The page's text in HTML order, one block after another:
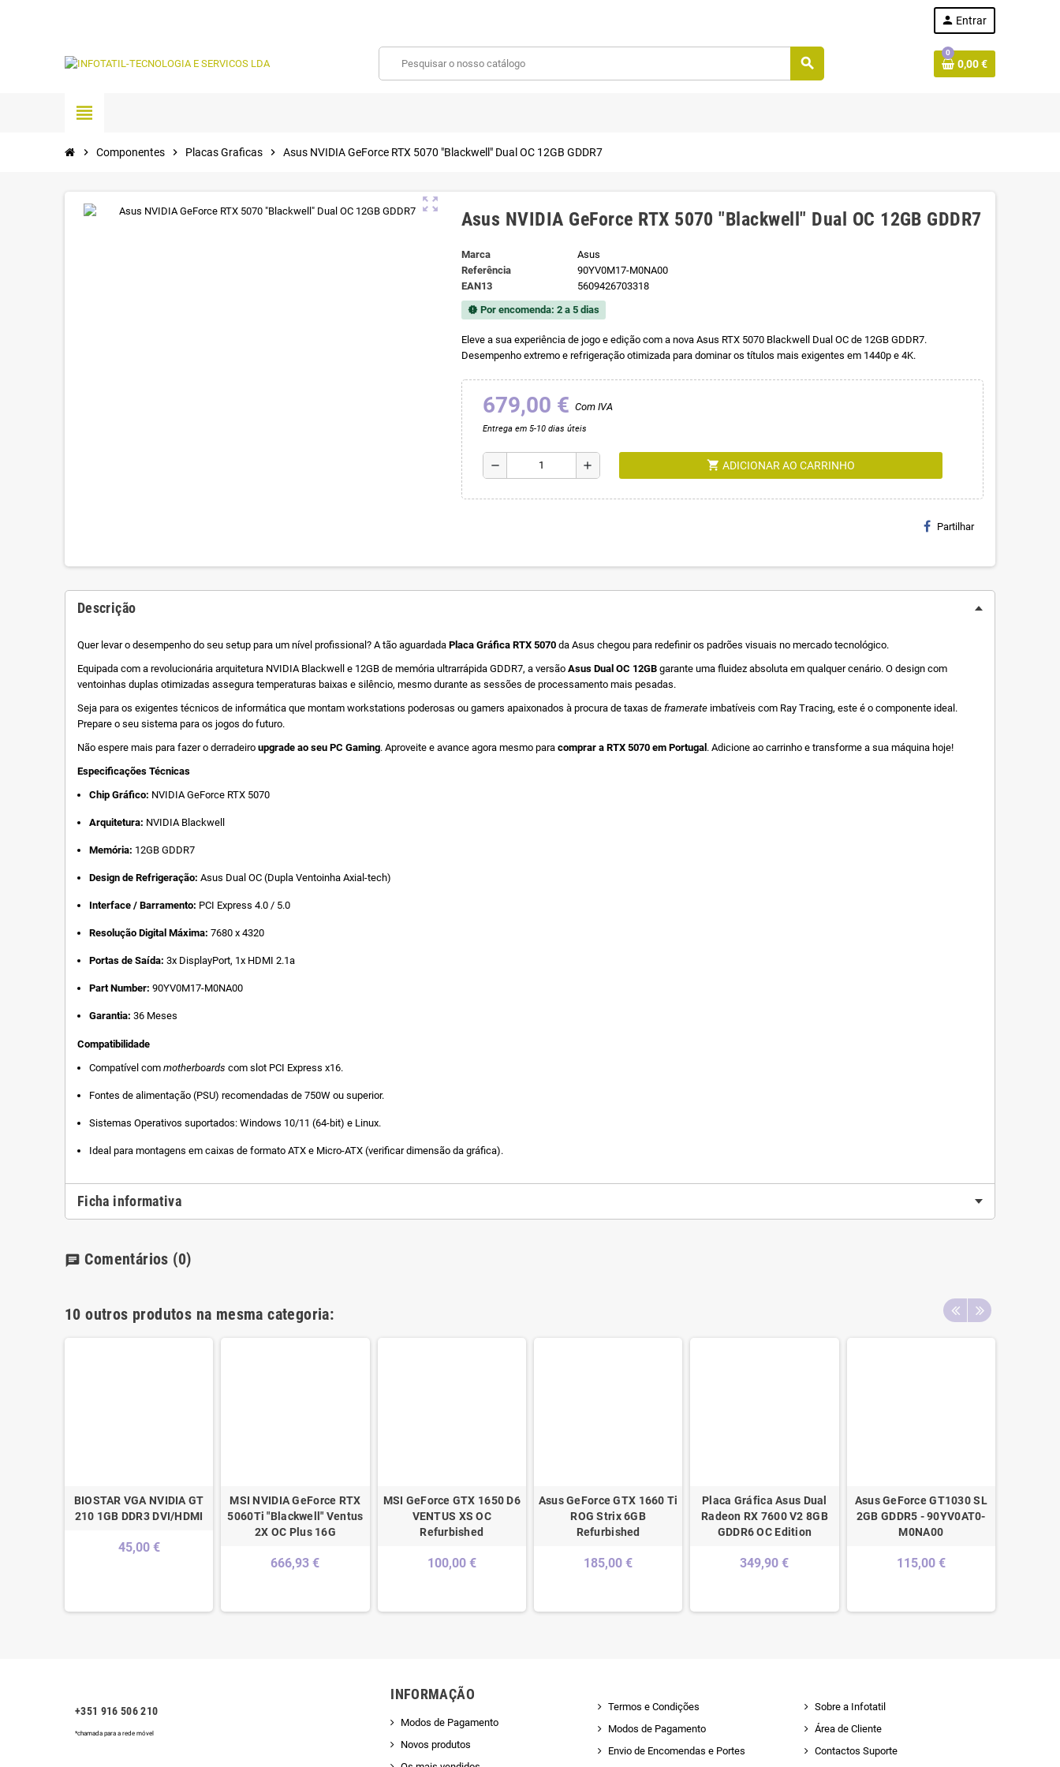
person Entrar
search
0
0,00 €
view_headline
chevron_right Componentes chevron_right Placas Graficas chevron_right Asus NVIDIA GeForce RTX 5070 "Blackwell" Dual OC 12GB GDDR7
zoom_out_map
Asus NVIDIA GeForce RTX 5070 "Blackwell" Dual OC 12GB GDDR7
Marca
Asus
Referência
90YV0M17-M0NA00
EAN13
5609426703318
new_releasesPor encomenda: 2 a 5 dias
Eleve a sua experiência de jogo e edição com a nova Asus RTX 5070 Blackwell Dual OC de 12GB GDDR7.
Desempenho extremo e refrigeração otimizada para dominar os títulos mais exigentes em 1440p e 4K.
679,00 € Com IVA
Entrega em 5-10 dias úteis
remove add shopping_cart ADICIONAR AO CARRINHO
Partilhar
Descrição
Quer levar o desempenho do seu setup para um nível profissional? A tão aguardada Placa Gráfica RTX 5070 da Asus chegou para redefinir os padrões visuais no mercado tecnológico.
Equipada com a revolucionária arquitetura NVIDIA Blackwell e 12GB de memória ultrarrápida GDDR7, a versão Asus Dual OC 12GB garante uma fluidez absoluta em qualquer cenário. O design com
ventoinhas duplas otimizadas assegura temperaturas baixas e silêncio, mesmo durante as sessões de processamento mais pesadas.
Seja para os exigentes técnicos de informática que montam workstations poderosas ou gamers apaixonados à procura de taxas de framerate imbatíveis com Ray Tracing, este é o componente ideal.
Prepare o seu sistema para os jogos do futuro.
Não espere mais para fazer o derradeiro upgrade ao seu PC Gaming. Aproveite e avance agora mesmo para comprar a RTX 5070 em Portugal . Adicione ao carrinho e transforme a sua máquina hoje!
Especificações Técnicas
Chip Gráfico: NVIDIA GeForce RTX 5070
Arquitetura: NVIDIA Blackwell
Memória: 12GB GDDR7
Design de Refrigeração: Asus Dual OC (Dupla Ventoinha Axial-tech)
Interface / Barramento: PCI Express 4.0 / 5.0
Resolução Digital Máxima: 7680 x 4320
Portas de Saída: 3x DisplayPort, 1x HDMI 2.1a
Part Number: 90YV0M17-M0NA00
Garantia: 36 Meses
Compatibilidade
Compatível com motherboards com slot PCI Express x16.
Fontes de alimentação (PSU) recomendadas de 750W ou superior.
Sistemas Operativos suportados: Windows 10/11 (64-bit) e Linux.
Ideal para montagens em caixas de formato ATX e Micro-ATX (verificar dimensão da gráfica).
Ficha informativa
chat Comentários (0)
10 outros produtos na mesma categoria:
BIOSTAR VGA NVIDIA GT
210 1GB DDR3 DVI/HDMI
45,00 €
MSI NVIDIA GeForce RTX
5060Ti "Blackwell" Ventus
2X OC Plus 16G
666,93 €
MSI GeForce GTX 1650 D6
VENTUS XS OC
Refurbished
100,00 €
Asus GeForce GTX 1660 Ti
ROG Strix 6GB
Refurbished
185,00 €
Placa Gráfica Asus Dual
Radeon RX 7600 V2 8GB
GDDR6 OC Edition
349,90 €
Asus GeForce GT1030 SL
2GB GDDR5 - 90YV0AT0-
M0NA00
115,00 €
+351 916 506 210
*chamada para a rede móvel
INFORMAÇÃO
Modos de Pagamento
Novos produtos
Termos e Condições
Modos de Pagamento
Envio de Encomendas e Portes
Sobre a Infotatil
Área de Cliente
Contactos Suporte